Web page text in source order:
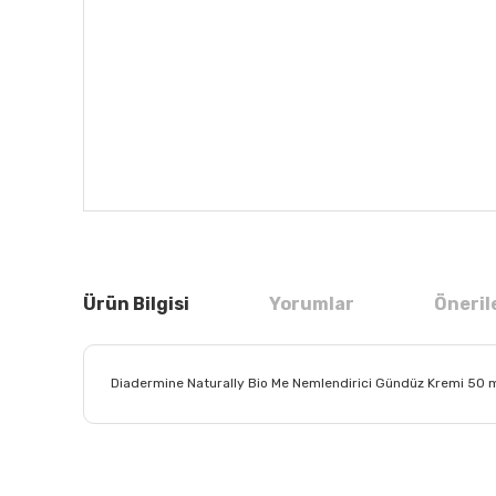
Ürün Bilgisi Yorumlar
Diadermine Naturally Bio Me Nemlendirici Gündüz Kremi 50